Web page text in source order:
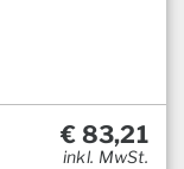
€ 83,21
inkl. MwSt.